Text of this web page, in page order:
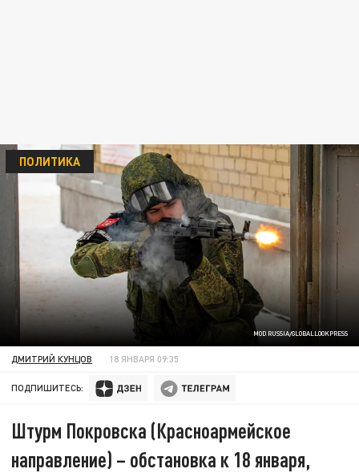
MOD RUSSIA/GLOBALLOOKPRESS
ПОЛИТИКА
ДМИТРИЙ КУНЦОВ 18 ЯНВАРЯ 09:35
ПОДПИШИТЕСЬ:
Штурм Покровска (Красноармейское
направление) – обстановка к 18 января,